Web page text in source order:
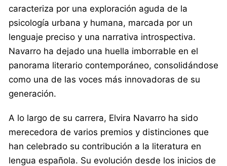
caracteriza por una exploración aguda de la
psicología urbana y humana, marcada por un
lenguaje preciso y una narrativa introspectiva.
Navarro ha dejado una huella imborrable en el
panorama literario contemporáneo, consolidándose
como una de las voces más innovadoras de su
generación.
A lo largo de su carrera, Elvira Navarro ha sido
merecedora de varios premios y distinciones que
han celebrado su contribución a la literatura en
lengua española. Su evolución desde los inicios de